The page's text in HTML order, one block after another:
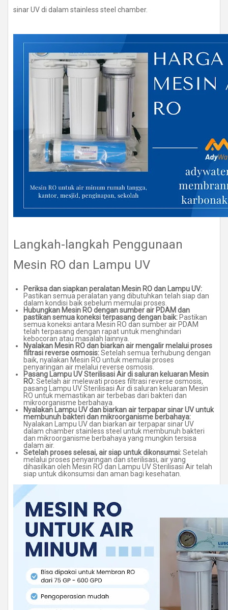
sinar UV di dalam stainless steel chamber.
Langkah-langkah Penggunaan
Mesin RO dan Lampu UV
Periksa dan siapkan peralatan Mesin RO dan Lampu UV:
Pastikan semua peralatan yang dibutuhkan telah siap dan
dalam kondisi baik sebelum memulai proses.
Hubungkan Mesin RO dengan sumber air PDAM dan
pastikan semua koneksi terpasang dengan baik: Pastikan
semua koneksi antara Mesin RO dan sumber air PDAM
telah terpasang dengan rapat untuk menghindari
kebocoran atau masalah lainnya.
Nyalakan Mesin RO dan biarkan air mengalir melalui proses
filtrasi reverse osmosis:Setelah semua terhubung dengan
baik, nyalakan Mesin RO untuk memulai proses
penyaringan air melalui reverse osmosis.
Pasang Lampu UV Sterilisasi Air di saluran keluaran Mesin
RO:Setelah air melewati proses filtrasi reverse osmosis,
pasang Lampu UV Sterilisasi Air di saluran keluaran Mesin
RO untuk memastikan air terbebas dari bakteri dan
mikroorganisme berbahaya.
Nyalakan Lampu UV dan biarkan air terpapar sinar UV untuk
membunuh bakteri dan mikroorganisme berbahaya:
Nyalakan Lampu UV dan biarkan air terpapar sinar UV
dalam chamber stainless steel untuk membunuh bakteri
dan mikroorganisme berbahaya yang mungkin tersisa
dalam air.
Setelah proses selesai, air siap untuk dikonsumsi:Setelah
melalui proses penyaringan dan sterilisasi, air yang
dihasilkan oleh Mesin RO dan Lampu UV Sterilisasi Air telah
siap untuk dikonsumsi dan aman bagi kesehatan.